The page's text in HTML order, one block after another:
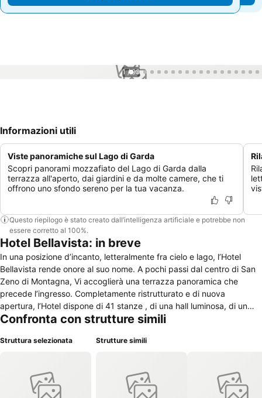
1 / 99
Informazioni utili
Viste panoramiche sul Lago di Garda
Scopri panorami mozzafiato del Lago di Garda dalla
terrazza all'aperto, dai giardini e da molte camere, che ti
offrono uno sfondo sereno per la tua vacanza.
Questo riepilogo è stato creato dall’intelligenza artificiale e potrebbe non
essere corretto al 100%.
Hotel Bellavista: in breve
In una posizione d’incanto, letteralmente fra cielo e lago, l’Hotel
Bellavista rende onore al suo nome. A pochi passi dal centro di San
Zeno di Montagna, Vi accoglierà una terrazza panoramica che
precede l’ingresso. Completamente ristrutturato e di nuova
apertura, l’Hotel dispone di 41 stanze , di una hall luminosa, di un
ristorante con vista lago, di un nuovissimo bar annesso e aperto al
una vista panoramica che completa l’oasi di relax che intendiamo
servizio e alla cucina , maestrati dalla fantasia di Massimiliano.
Confronta con strutture simili
Struttura selezionata Strutture simili